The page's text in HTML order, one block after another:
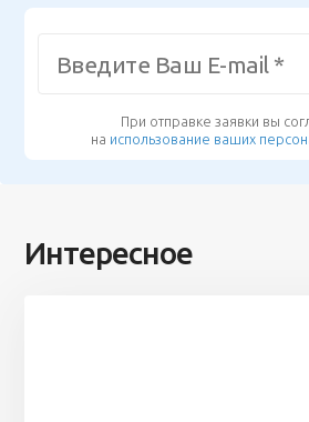
При отправке заявки вы
на использование ваших
Интересное